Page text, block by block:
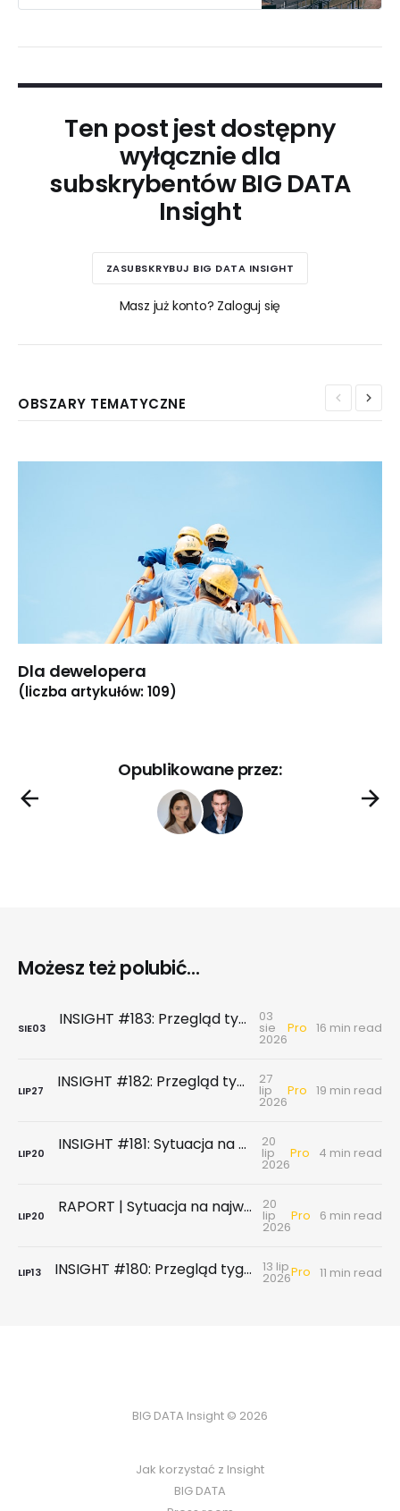
Ten post jest dostępny
wyłącznie dla
subskrybentów BIG DATA
Insight
ZASUBSKRYBUJ BIG DATA INSIGHT
Masz już konto? Zaloguj się
OBSZARY TEMATYCZNE
Dla dewelopera
(liczba artykułów: 109)
Opublikowane przez:
Możesz też polubić...
SIE03 INSIGHT #183: Przegląd tygodniowy | Najnowsze dane GUS … czyli sezon wakacyjny z wiatrem w żagle 03
sie
2026
Pro 16 min read
LIP27 INSIGHT #182: Przegląd tygodniowy | Rynek biurowy - powierzchni biurowych nie brakuje, chyba że tych w najnowszym standardzie 27
lip
2026
Pro 19 min read
LIP20 INSIGHT #181: Sytuacja na największych rynkach mieszkaniowych po II kwartale 2026 20
lip
2026
Pro 4 min read
LIP20 RAPORT | Sytuacja na największych rynkach mieszkaniowych po II kwartale 2026 20
lip
2026
Pro 6 min read
LIP13 INSIGHT #180: Przegląd tygodniowy | Badanie ankietowe NBP - rynek wtórny & najem 13 lip
2026Pro 11 min read
BIG DATA Insight © 2026
Jak korzystać z Insight
BIG DATA